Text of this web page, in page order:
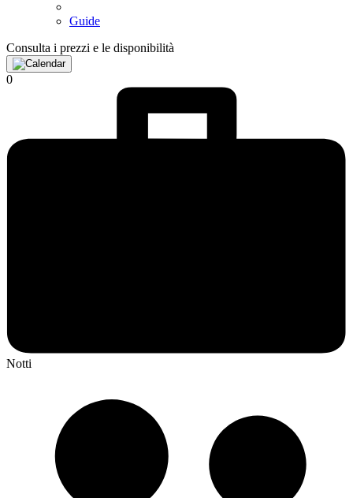
Guide
Consulta i prezzi e le disponibilità
0
Notti